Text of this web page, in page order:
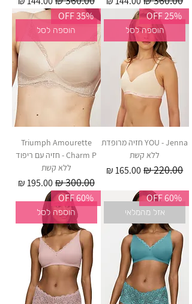
הוספה לסל
25% OFF
YOU - Jenna חזיה מרופדת
ללא קשת
מחיר רגיל‏220.00 ‏₪ מחיר מבצע
הוספה לסל
35% OFF
Triumph Amourette
Charm P - חזיה עם ריפוד
ללא קשת
מחיר רגיל‏300.00 ‏₪ מחיר מבצע‏195.00 ‏₪
אזל מהמלאי
60% OFF
הוספה לסל
60% OFF